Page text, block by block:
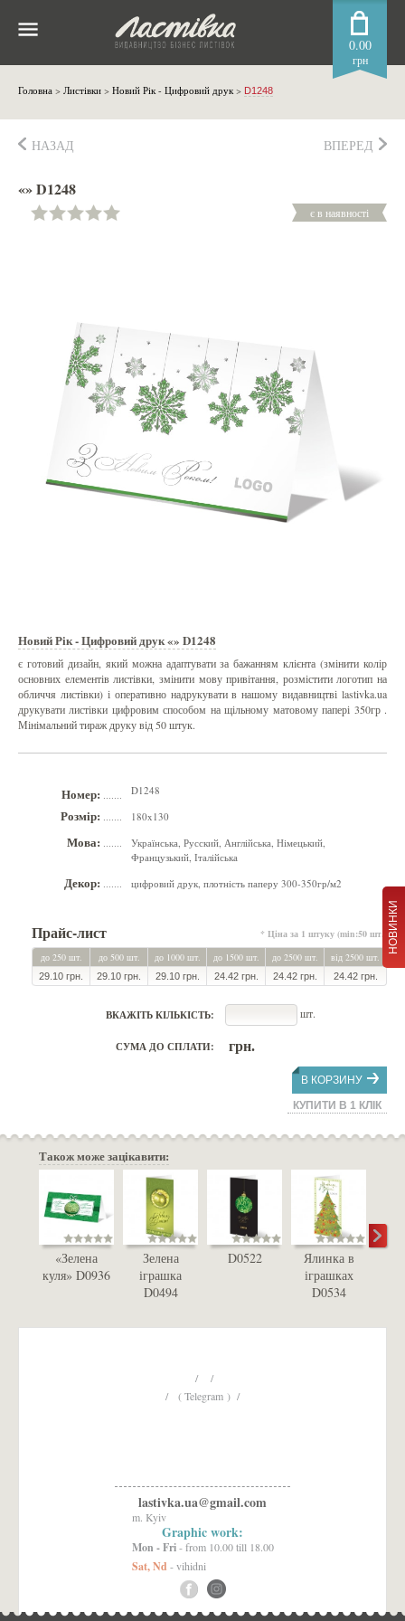
0.00
грн
Головна > Листівки > Новий Рік - Цифровий друк> D1248
НОВИНКИ
НАЗАД ВПЕРЕД
«» D1248
є в наявності
Новий Рік - Цифровий друк «» D1248
є готовий дизайн, який можна адаптувати за бажанням клієнта (змінити колір
основних елементів листівки, змінити мову привітання, розмістити логотип на
обличчя листівки) і оперативно надрукувати в нашому видавництві lastivka.ua
друкувати листівки цифровим способом на щільному матовому папері 350гр .
Мінімальний тираж друку від 50 штук.
Номер: D1248
Розмір: 180x130
Мова:
Українська, Русский, Англійська, Німецький,
Французький, Італійська
Декор: цифровий друк, плотність паперу 300-350гр/м2
Прайс-лист
* Ціна за 1 штуку (min:50 шт.)
до 250 шт.
до 500 шт. до 1000 шт. до 1500 шт. до 2500 шт. від 2500 шт.
29.10 грн. 29.10 грн. 29.10 грн. 24.42 грн. 24.42 грн. 24.42 грн.
ВКАЖІТЬ КІЛЬКІСТЬ: шт.
СУМА ДО СПЛАТИ: грн.
В КОРЗИНУ
КУПИТИ В 1 КЛІК
Також може зацікавити:
«Зелена
куля» D0936
Зелена
іграшка
D0494
D0522
Ялинка в
іграшках
D0534
/ /
/ ( Telegram ) /
lastivka.ua@gmail.com
m. Kyiv
Graphic work:
Mon - Fri- from 10.00 till 18.00
Sat, Nd - vihidni